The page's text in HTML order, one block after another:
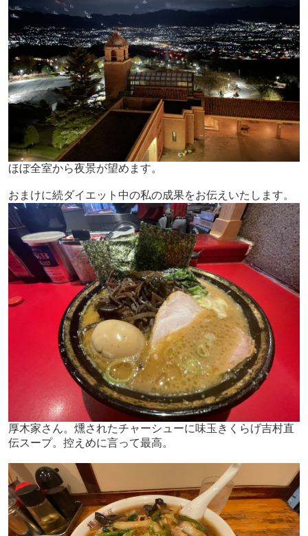
ほぼ全室から夜景が望めます。
おまけに続ダイエット中の私の成果をお伝えいたします。
厚木家さん。燻されたチャーシューに味玉きくらげ吉村直
伝スープ。控えめに言って最高。